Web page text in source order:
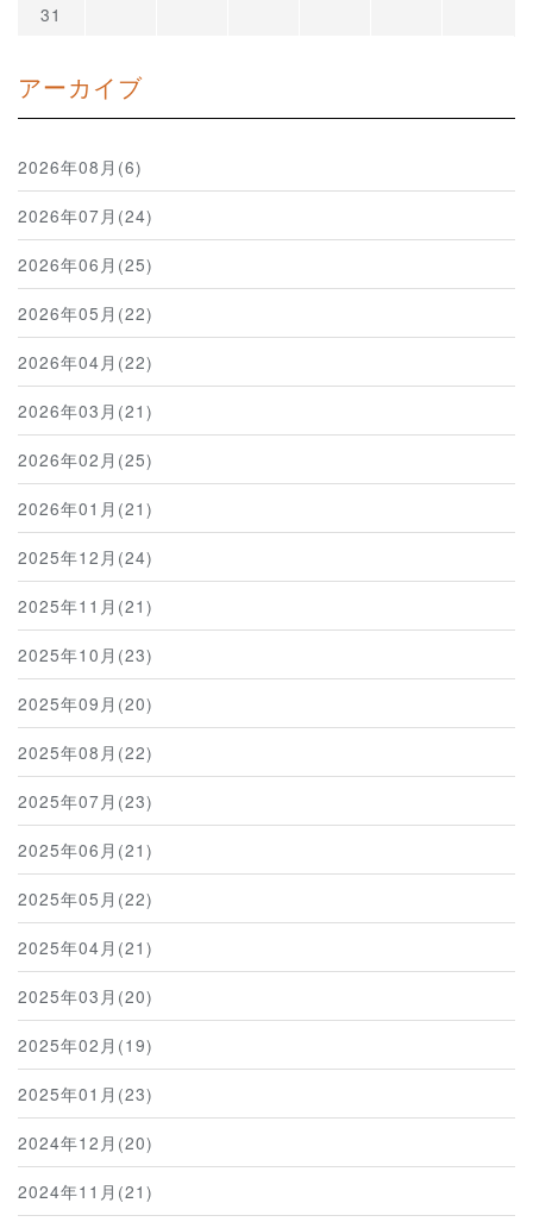
31
アーカイブ
2026年08月(6)
2026年07月(24)
2026年06月(25)
2026年05月(22)
2026年04月(22)
2026年03月(21)
2026年02月(25)
2026年01月(21)
2025年12月(24)
2025年11月(21)
2025年10月(23)
2025年09月(20)
2025年08月(22)
2025年07月(23)
2025年06月(21)
2025年05月(22)
2025年04月(21)
2025年03月(20)
2025年02月(19)
2025年01月(23)
2024年12月(20)
2024年11月(21)